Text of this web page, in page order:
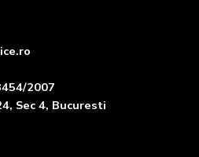
2007
Sec 4, Bucuresti